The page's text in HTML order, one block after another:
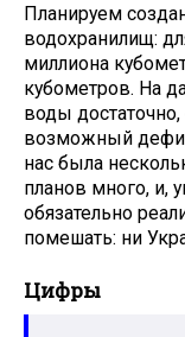
Планируем
водохранилищ:
миллиона
кубометров. На
воды
возможный
нас была
планов много, и,
обязательно
помешать: ни
Цифры